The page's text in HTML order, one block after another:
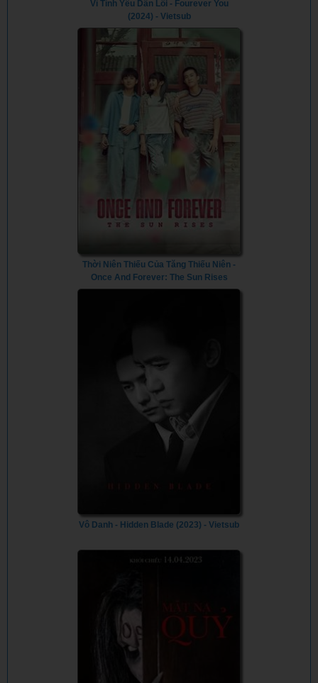
Vì Tình Yêu Dẫn Lối - Fourever You
(2024) - Vietsub
Thời Niên Thiếu Của Tăng Thiếu Niên -
Once And Forever: The Sun Rises
(2023) - Vietsub
Vô Danh - Hidden Blade (2023) - Vietsub